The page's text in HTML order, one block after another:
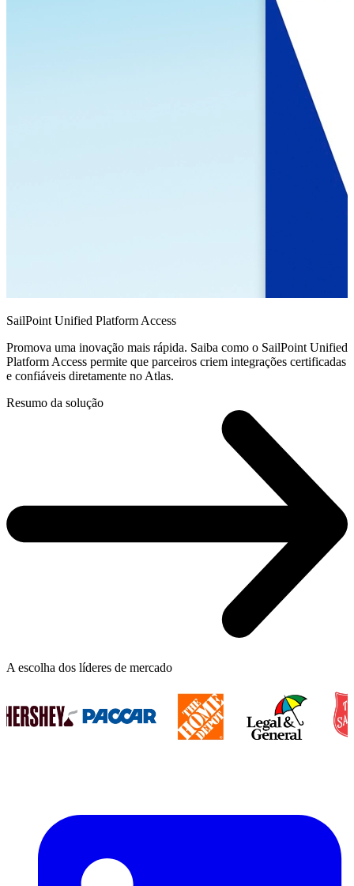
SailPoint Unified Platform Access
Promova uma inovação mais rápida. Saiba como o SailPoint Unified
Platform Access permite que parceiros criem integrações certificadas
e confiáveis diretamente no Atlas.
Resumo da solução
A escolha dos líderes de mercado